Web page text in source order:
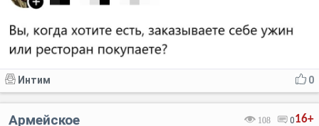
0
Интим
16+
108 0
Армейское